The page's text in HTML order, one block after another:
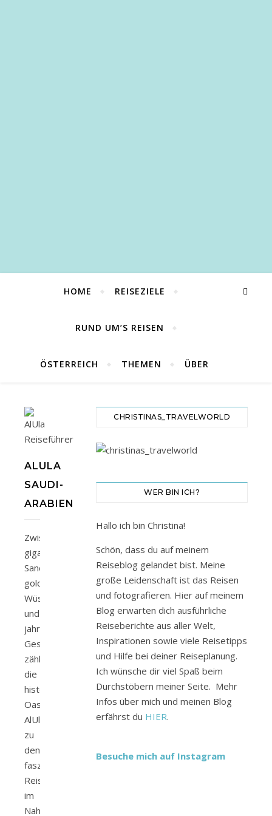
HOME REISEZIELE
RUND UM’S REISEN
ÖSTERREICH THEMEN ÜBER
ALULA
SAUDI-
ARABIEN
Zwischen
gigantischen
Sandsteinfelsen,
goldenen
Wüstenlandschaften
und
jahrtausendealter
Geschichte
zählt
die
historische
Oasenstadt
AlUla
zu
den
faszinierendsten
Reisezielen
im
Nahen
CHRISTINAS_TRAVELWORLD
WER BIN ICH?
Hallo ich bin Christina!
Schön, dass du auf meinem
Reiseblog gelandet bist. Meine
große Leidenschaft ist das Reisen
und fotografieren. Hier auf meinem
Blog erwarten dich ausführliche
Reiseberichte aus aller Welt,
Inspirationen sowie viele Reisetipps
und Hilfe bei deiner Reiseplanung.
Ich wünsche dir viel Spaß beim
Durchstöbern meiner Seite. Mehr
Infos über mich und meinen Blog
erfährst du HIER.
Besuche mich auf Instagram